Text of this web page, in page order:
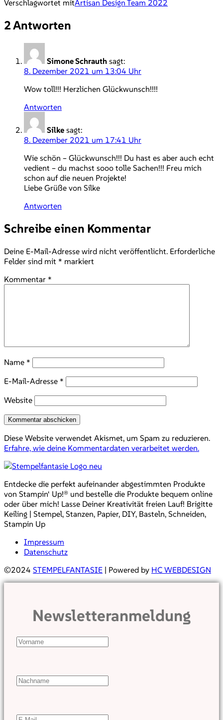
Verschlagwortet mitArtisan Design Team 2022
2 Antworten
Simone Schrauth sagt:
8. Dezember 2021 um 13:04 Uhr
Wow toll!!! Herzlichen Glückwunsch!!!!
Antworten
Silke sagt:
8. Dezember 2021 um 17:41 Uhr
Wie schön – Glückwunsch!!! Du hast es aber auch echt
vedient – du machst sooo tolle Sachen!!! Freu mich
schon auf die neuen Projekte!
Liebe Grüße von Silke
Antworten
Schreibe einen Kommentar
Deine E-Mail-Adresse wird nicht veröffentlicht. Erforderliche
Felder sind mit * markiert
Kommentar *
Name *
E-Mail-Adresse *
Website
Diese Website verwendet Akismet, um Spam zu reduzieren.
Erfahre, wie deine Kommentardaten verarbeitet werden.
Entdecke die perfekt aufeinander abgestimmten Produkte
von Stampin‘ Up!® und bestelle die Produkte bequem online
oder über mich! Lasse Deiner Kreativität freien Lauf! Brigitte
Keiling | Stempel, Stanzen, Papier, DIY, Basteln, Schneiden,
Stampin Up
Impressum
Datenschutz
©2024 STEMPELFANTASIE | Powered by HC WEBDESIGN
Newsletteranmeldung